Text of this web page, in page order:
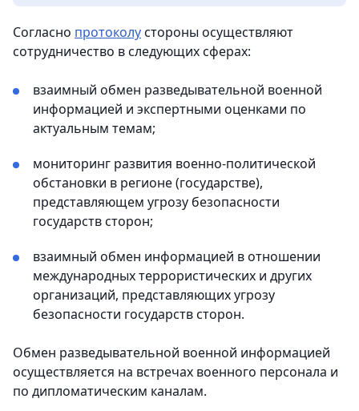
Согласно протоколустороны осуществляют
сотрудничество в следующих сферах:
взаимный обмен разведывательной военной
информацией и экспертными оценками по
актуальным темам;
мониторинг развития военно-политической
обстановки в регионе (государстве),
представляющем угрозу безопасности
государств сторон;
взаимный обмен информацией в отношении
международных террористических и других
организаций, представляющих угрозу
безопасности государств сторон.
Обмен разведывательной военной информацией
осуществляется на встречах военного персонала и
по дипломатическим каналам.